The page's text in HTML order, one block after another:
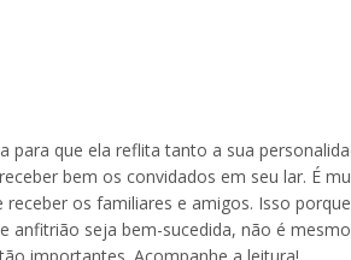
para que ela reflita tanto a sua
bem os convidados em seu lar. É
os familiares e amigos. Isso
seja bem-sucedida, não é